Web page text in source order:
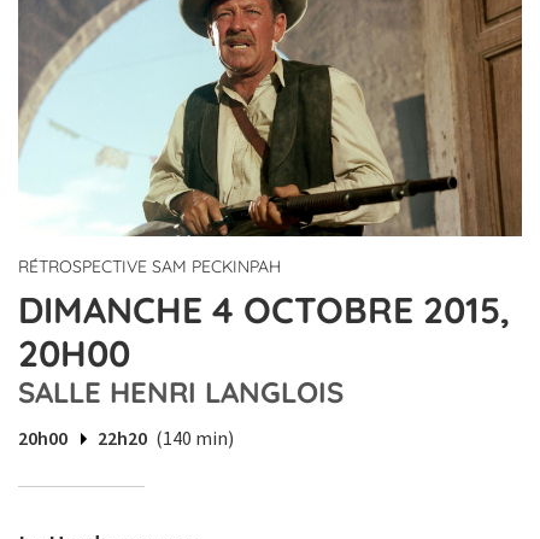
RÉTROSPECTIVE SAM PECKINPAH
DIMANCHE 4 OCTOBRE 2015,
20H00
SALLE HENRI LANGLOIS
20h00 22h20 (140 min)